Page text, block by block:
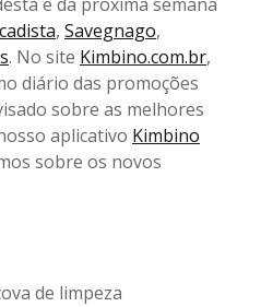
e da próxima semana
, Savegnago,
. No site Kimbino.com.br,
diário das promoções
sobre as melhores
aplicativo Kimbino
sobre os novos
de limpeza